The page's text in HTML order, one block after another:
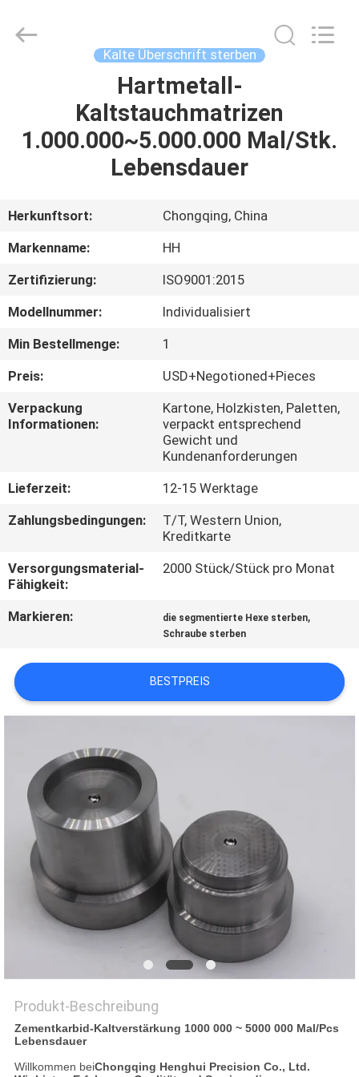
PRODUKTE
ÜBER
FABRIK-
AUSFLUG
QUALITÄTSKONTROLLE
MIT
UNS
VERBINDUNG
FORDERN
SIE EIN
SITEMAP
DATENSCHUTZRICHTLINIE
Limited.
Kalte Überschrift sterben
Hartmetall-
Kaltstauchmatrizen
1.000.000~5.000.000 Mal/Stk.
Lebensdauer
Herkunftsort:
Chongqing, China
Markenname:
HH
Zertifizierung:
ISO9001:2015
Modellnummer:
Individualisiert
Min Bestellmenge:
1
Preis:
USD+Negotioned+Pieces
Verpackung
Informationen:
Kartone, Holzkisten, Paletten,
verpackt entsprechend
Gewicht und
Kundenanforderungen
Lieferzeit:
12-15 Werktage
Zahlungsbedingungen:
T/T, Western Union,
Kreditkarte
Versorgungsmaterial-
Fähigkeit:
2000 Stück/Stück pro Monat
Markieren: die segmentierte Hexe sterben,
Schraube sterben
BESTPREIS
Produkt-Beschreibung
Zementkarbid-Kaltverstärkung 1000 000 ~ 5000 000 Mal/Pcs
Lebensdauer
Willkommen beiChongqing Henghui Precision Co., Ltd.